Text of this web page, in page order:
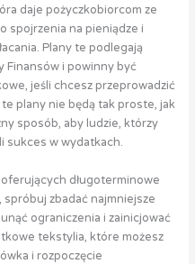
daje pożyczkobiorcom ze
spojrzenia na pieniądze i
Plany te podlegają
Finansów i powinny być
jeśli chcesz przeprowadzić
plany nie będą tak proste, jak
sposób, aby ludzie, którzy
sukces w wydatkach.
długoterminowe
zbadać najmniejsze
ograniczenia i zainicjować
tekstylia, które możesz
i rozpoczęcie